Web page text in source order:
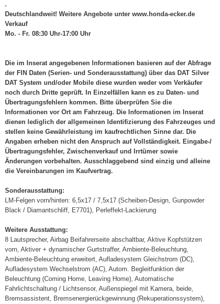
.
Deutschlandweit! Weitere Angebote unter www.honda-ecker.de
Verkauf
Mo. - Fr. 08:30 Uhr-17:00 Uhr
Die im Inserat angegebenen Informationen basieren auf der Abfrage
der FIN Daten (Serien- und Sonderausstattung) über das DAT Silver
DAT System und/oder Mobile diese wurden weder vom Verkäufer
noch durch Dritte geprüft. In Einzelfällen kann es zu Daten- und
Übertragungsfehlern kommen. Bitte überprüfen Sie die
Informationen vor Ort am Fahrzeug. Die Informationen im Inserat
dienen lediglich der allgemeinen Identifizierung des Fahrzeuges und
stellen keine Gewährleistung im kaufrechtlichen Sinne dar. Die
Angaben erheben nicht den Anspruch auf Vollständigkeit. Eingabe-/
Übertragungsfehler, Zwischenverkauf und Irrtümer sowie
Änderungen vorbehalten. Ausschlaggebend sind einzig und alleine
die Vereinbarungen im Kaufvertrag.
Sonderausstattung:
LM-Felgen vorn/hinten: 6,5x17 / 7,5x17 (Scheiben-Design, Gunpowder
Black / Diamantschliff, E7701), Perleffekt-Lackierung
Weitere Ausstattung:
8 Lautsprecher, Airbag Beifahrerseite abschaltbar, Aktive Kopfstützen
vorn, Aktiver + dynamischer Gurtstraffer, Ambiente-Beleuchtung,
Ambiente-Beleuchtung erweitert, Aufladesystem Gleichstrom (DC),
Aufladesystem Wechselstrom (AC), Autom. Begleitfunktion der
Beleuchtung (Coming Home, Leaving Home), Automatische
Fahrlichtschaltung / Lichtsensor, Außenspiegel mit Kamera, beide,
Bremsassistent, Bremsenergierückgewinnung (Rekuperationssystem),